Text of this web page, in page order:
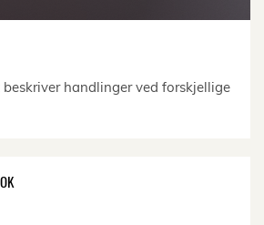
handlinger ved forskjellige